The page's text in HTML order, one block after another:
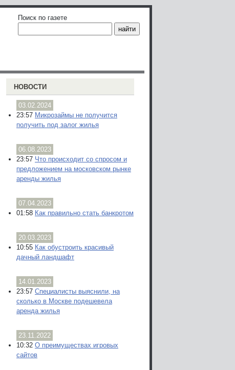
Поиск по газете
НОВОСТИ
03.02.2024
23:57 Микрозаймы не получится
получить под залог жилья
06.08.2023
23:57 Что происходит со спросом и
предложением на московском рынке
аренды жилья
07.04.2023
01:58 Как правильно стать банкротом
20.03.2023
10:55 Как обустроить красивый
дачный ландшафт
14.01.2023
23:57 Специалисты выяснили, на
сколько в Москве подешевела
аренда жилья
23.11.2022
10:32 О преимуществах игровых
сайтов